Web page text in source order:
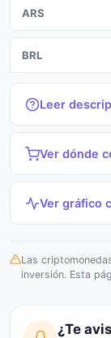
ARS
BRL
Leer
Ver dónde
Ver gráfico
Las
inversión. Esta
¿Te